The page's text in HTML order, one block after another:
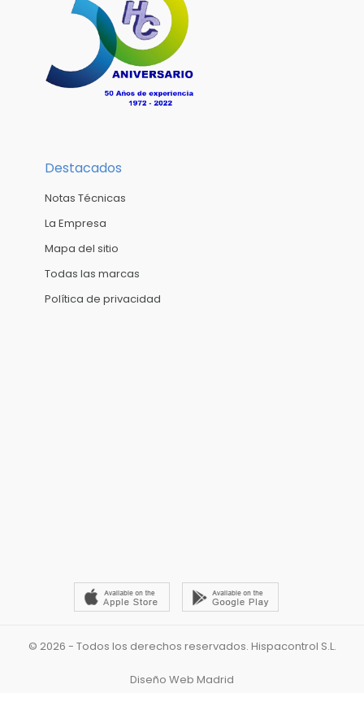
Destacados
Notas Técnicas
La Empresa
Mapa del sitio
Todas las marcas
Política de privacidad
© 2026 - Todos los derechos reservados. Hispacontrol S.L.
Diseño Web Madrid